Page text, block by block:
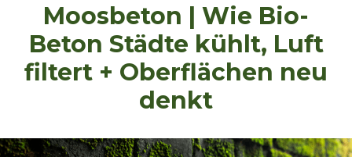
Moosbeton | Wie Bio-
Beton Städte kühlt, Luft
filtert + Oberflächen neu
denkt